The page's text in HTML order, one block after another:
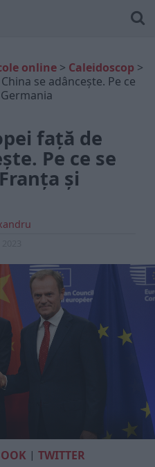
online > Caleidoscop >
se adâncește. Pe ce
față de
Pe ce se
și
|TWITTER